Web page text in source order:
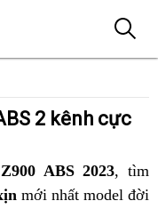
ABS 2023, bảo
hành
tìm
mới nhấtđăng
Kawasaki
model đời